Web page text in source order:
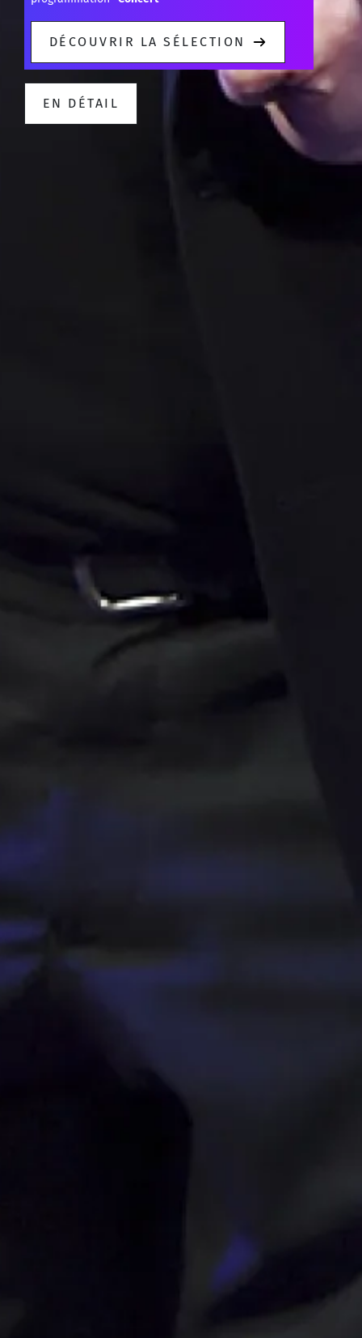
DÉCOUVRIR LA SÉLECTION
EN DÉTAIL